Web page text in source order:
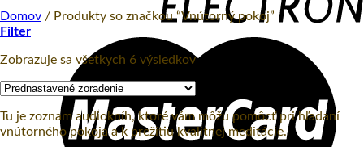
Domov / Produkty so značkou “Vnútorný pokoj”
Filter
Zobrazuje sa všetkych 6 výsledkov
Tu je zoznam audiokníh, ktoré vám môžu pomôcť pri hľadaní
vnútorného pokoja a k prežitiu kvalitnej meditácie.